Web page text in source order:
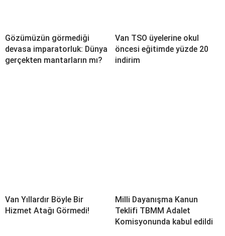
Gözümüzün görmediği
devasa imparatorluk: Dünya
gerçekten mantarların mı?
Van TSO üyelerine okul
öncesi eğitimde yüzde 20
indirim
Van Yıllardır Böyle Bir
Hizmet Atağı Görmedi!
Milli Dayanışma Kanun
Teklifi TBMM Adalet
Komisyonunda kabul edildi